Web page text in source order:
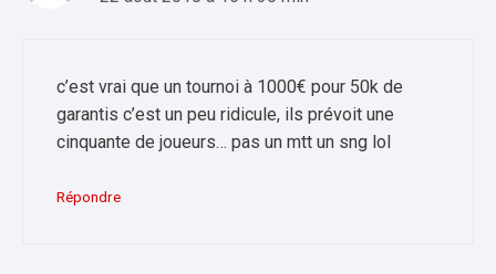
c’est vrai que un tournoi à 1000€ pour 50k de
garantis c’est un peu ridicule, ils prévoit une
cinquante de joueurs… pas un mtt un sng lol
Répondre